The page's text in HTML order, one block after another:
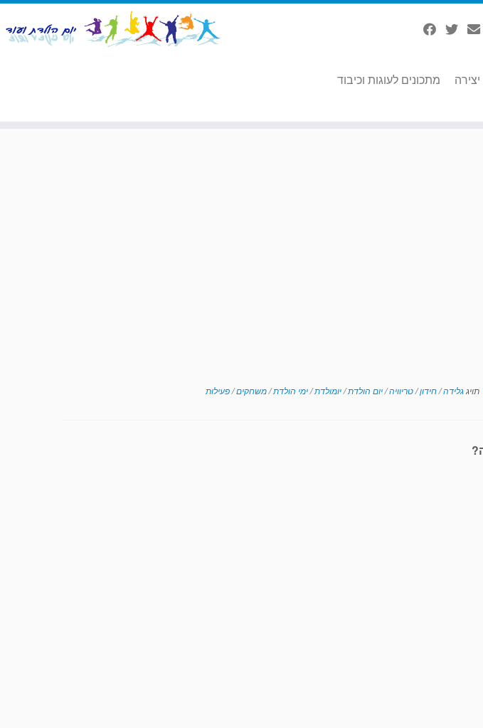
יצירה
מתכונים לעוגות וכיבוד
תויגגלידה/חידון/טריוויה/יום הולדת/יומולדת/ימי הולדת/משחקים/פעילות